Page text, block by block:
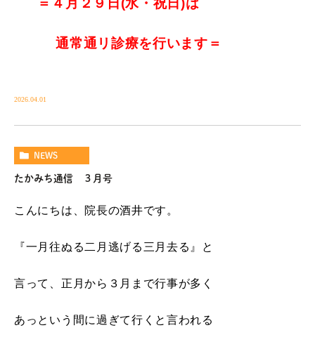
＝４月２９日(水・祝日)は
通常通リ診療を行います＝
2026.04.01
NEWS
たかみち通信 ３月号
こんにちは、院長の酒井です。
『一月往ぬる二月逃げる三月去る』と
言って、正月から３月まで行事が多く
あっという間に過ぎて行くと言われる